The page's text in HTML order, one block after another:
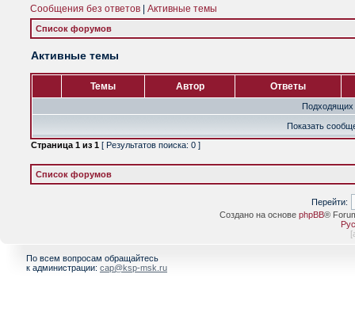
Сообщения без ответов Активные темы
Список форумов
Активные темы
Темы Автор Ответы
Подходящих
Показать
Страница 1 из 1 [ Результатов поиска: 0 ]
Список форумов
Перейти:
Создано на основе phpBB®
[
По всем вопросам обращайтесь
к администрации: cap@ksp-msk.ru